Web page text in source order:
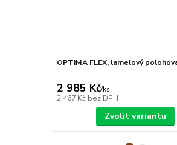
OPTIMA FLEX, lamelový
2 985 Kč/ks
2 467 Kč bez DPH
Zvolit variantu